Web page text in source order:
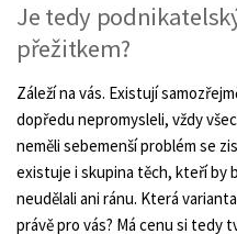
Je tedy
přežitkem?
Záleží na vás. Existují
dopředu nepromysleli, vždy
neměli sebemenší problém se
existuje i skupina těch, kteří by
neudělali ani ránu. Která
právě pro vás? Má cenu si tedy